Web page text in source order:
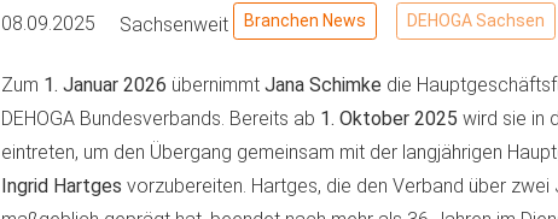
08.09.2025 Sachsenweit Branchen News DEHOGA Sachsen
Zum 1. Januar 2026 übernimmt Jana Schimke die
DEHOGA Bundesverbands. Bereits ab 1. Oktober 2025 wird sie in
eintreten, um den Übergang gemeinsam mit der langjährigen
Ingrid Hartges vorzubereiten. Hartges, die den Verband über zwei